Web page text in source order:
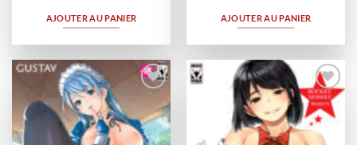
AJOUTER AU PANIER AJOUTER AU PANIER
à la
wishlist
Ajouter
à la
wishlist